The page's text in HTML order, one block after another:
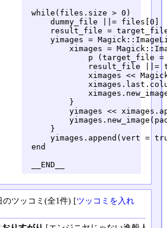
while(files.size > 0)
     dummy_file ||= files[0]
result_file =
yimages =
ximages =
p (target_file
result_file ||=
ximages <<
         }
yimages <<
     }
yimages.append(vert =
end
__END__
のツッコミ(全1件) [ツッコミを入れ